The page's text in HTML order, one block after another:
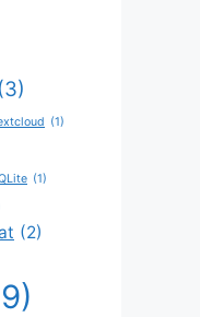
(3)
(1)
(1)
(2)